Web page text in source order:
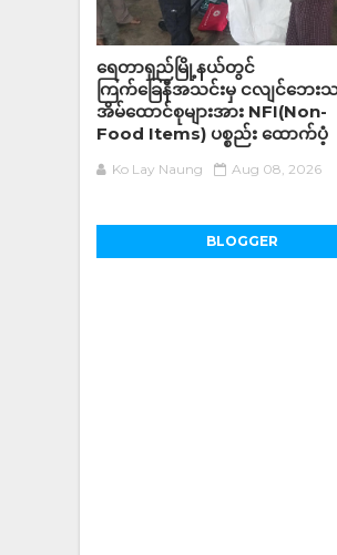
ရေတာရှည်မြို့နယ်တွင်
ကြက်ခြေနီအသင်းမှ ငလျင်ဘေး
အိမ်‌ထောင်စုများအား NFI(Non-
Food Items) ပစ္စည်း ထောက်ပံ့
Ko Lay Naung Aug 08, 2026
BLOGGER